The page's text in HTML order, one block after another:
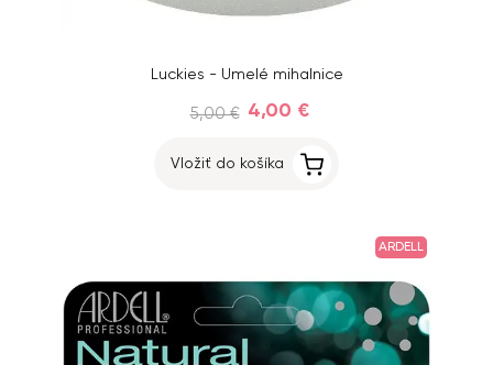
Luckies - Umelé mihalnice
5,00 € 4,00 €
Vložiť do košíka
ARDELL